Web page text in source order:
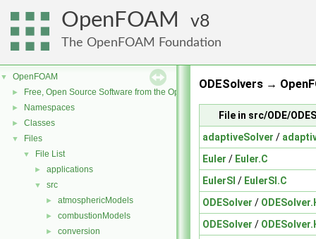
OpenFOAM 8
The OpenFOAM Foundation
▼ OpenFOAM
► Free, Open Source Software from the OpenFOAM Foundation
► Namespaces
► Classes
▼ Files
▼ File List
► applications
▼ src
► atmosphericModels
► combustionModels
► conversion
ODESolvers →
File in src/ODE/
adaptiveSolver /
Euler / Euler.C
EulerSI / EulerSI.C
ODESolver /
ODESolver /